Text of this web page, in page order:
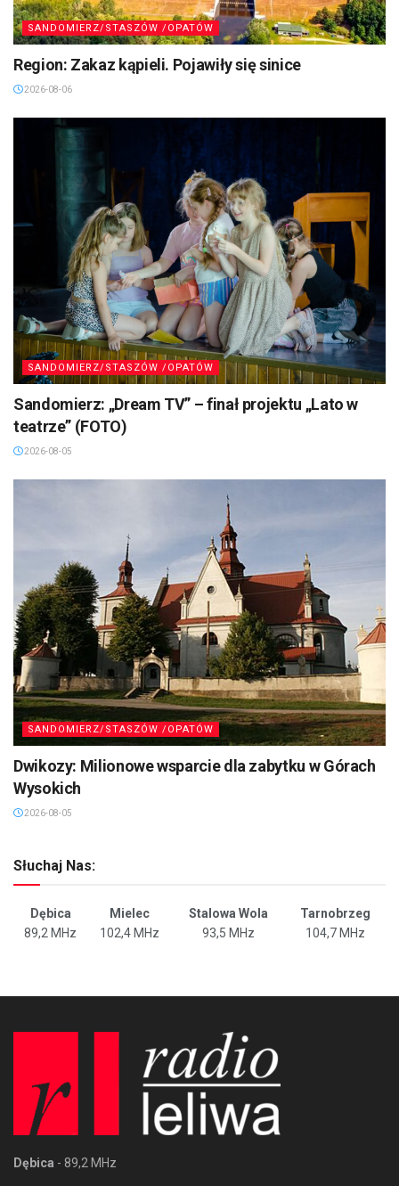
SANDOMIERZ/STASZÓW /OPATÓW
Region: Zakaz kąpieli. Pojawiły się sinice
2026-08-06
SANDOMIERZ/STASZÓW /OPATÓW
Sandomierz: „Dream TV” – finał projektu „Lato w
teatrze” (FOTO)
2026-08-05
SANDOMIERZ/STASZÓW /OPATÓW
Dwikozy: Milionowe wsparcie dla zabytku w Górach
Wysokich
2026-08-05
Słuchaj Nas:
Dębica Mielec Stalowa Wola
Tarnobrzeg
89,2 MHz
102,4 MHz 93,5 MHz 104,7 MHz
Dębica - 89,2 MHz